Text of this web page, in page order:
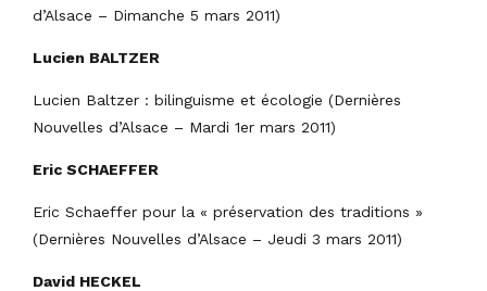
d’Alsace – Dimanche 5 mars 2011)
Lucien BALTZER
Lucien Baltzer : bilinguisme et écologie (Dernières
Nouvelles d’Alsace – Mardi 1er mars 2011)
Eric SCHAEFFER
Eric Schaeffer pour la « préservation des traditions »
(Dernières Nouvelles d’Alsace – Jeudi 3 mars 2011)
David HECKEL